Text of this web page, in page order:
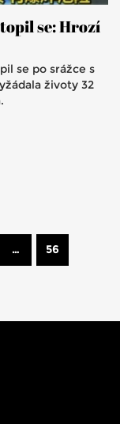
se: Hrozí
se po srážce s
životy 32
… 56